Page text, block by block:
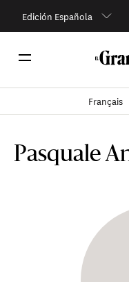
Edición Española
Français
Pasquale